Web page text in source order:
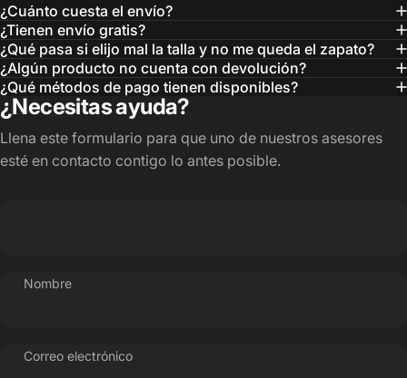
¿Cuánto cuesta el envío?
¿Tienen envío gratis?
¿Qué pasa si elijo mal la talla y no me queda el zapato?
¿Algún producto no cuenta con devolución?
¿Qué métodos de pago tienen disponibles?
¿Necesitas ayuda?
Llena este formulario para que uno de nuestros asesores
esté en contacto contigo lo antes posible.
Nombre
Correo electrónico